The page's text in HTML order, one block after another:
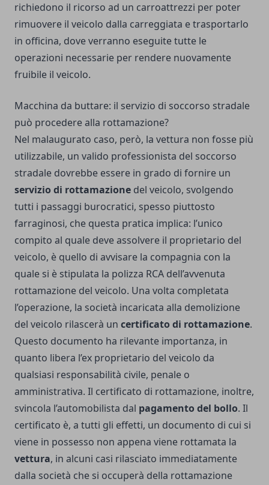
richiedono il ricorso ad un carroattrezzi per poter
rimuovere il veicolo dalla carreggiata e trasportarlo
in officina, dove verranno eseguite tutte le
operazioni necessarie per rendere nuovamente
fruibile il veicolo.
Macchina da buttare: il servizio di soccorso stradale
può procedere alla rottamazione?
Nel malaugurato caso, però, la vettura non fosse più
utilizzabile, un valido professionista del soccorso
stradale dovrebbe essere in grado di fornire un
servizio di rottamazione del veicolo, svolgendo
tutti i passaggi burocratici, spesso piuttosto
farraginosi, che questa pratica implica: l’unico
compito al quale deve assolvere il proprietario del
veicolo, è quello di avvisare la compagnia con la
quale si è stipulata la polizza RCA dell’avvenuta
rottamazione del veicolo. Una volta completata
l’operazione, la società incaricata alla demolizione
del veicolo rilascerà un certificato di rottamazione.
Questo documento ha rilevante importanza, in
quanto libera l’ex proprietario del veicolo da
qualsiasi responsabilità civile, penale o
amministrativa. Il certificato di rottamazione, inoltre,
svincola l’automobilista dal pagamento del bollo. Il
certificato è, a tutti gli effetti, un documento di cui si
viene in possesso non appena viene rottamata la
vettura, in alcuni casi rilasciato immediatamente
dalla società che si occuperà della rottamazione